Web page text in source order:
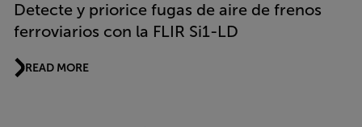
Detecte y priorice fugas de aire de frenos
ferroviarios con la FLIR Si1-LD
READ MORE